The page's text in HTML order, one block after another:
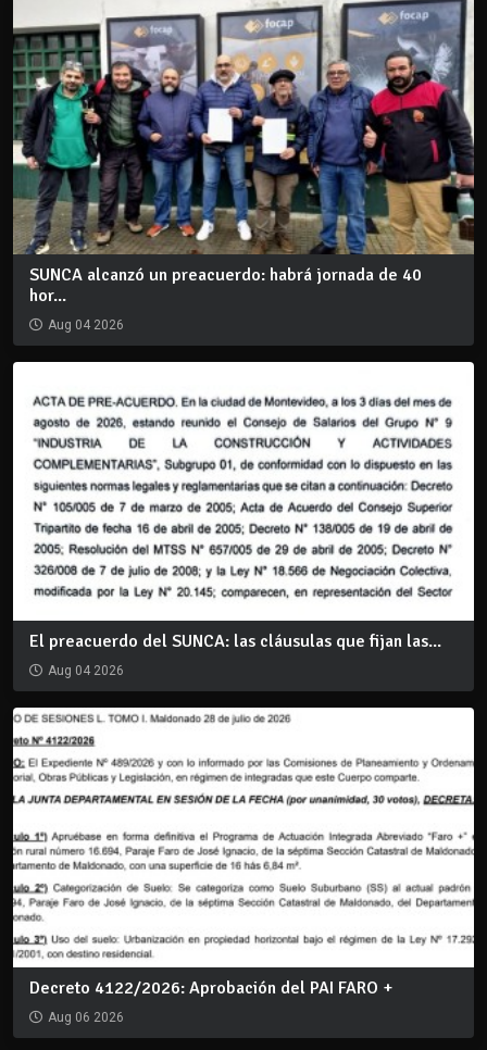
SUNCA alcanzó un preacuerdo: habrá jornada de 40
hor...
Aug 04 2026
El preacuerdo del SUNCA: las cláusulas que fijan las...
Aug 04 2026
Decreto 4122/2026: Aprobación del PAI FARO +
Aug 06 2026